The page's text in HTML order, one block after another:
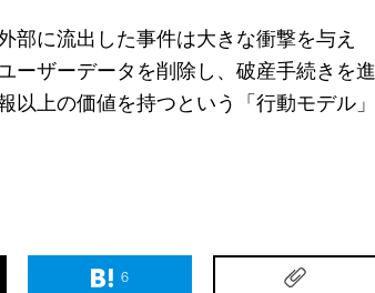
部に流出した事件は大きな衝撃を与え
ーザーデータを削除し、破産手続きを進
上の価値を持つという「行動モデル」
6